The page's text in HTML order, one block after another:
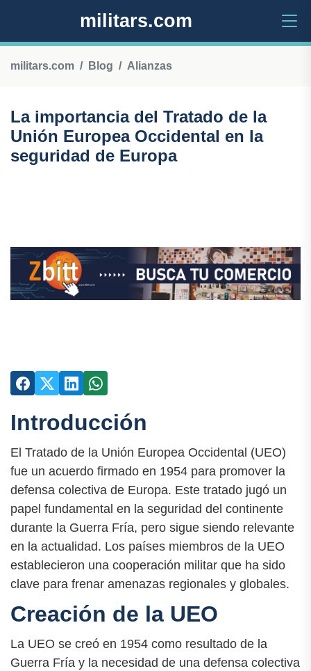
militars.com
militars.com Blog Alianzas
La importancia del Tratado de la
Unión Europea Occidental en la
seguridad de Europa
Introducción
El Tratado de la Unión Europea Occidental (UEO)
fue un acuerdo firmado en 1954 para promover la
defensa colectiva de Europa. Este tratado jugó un
papel fundamental en la seguridad del continente
durante la Guerra Fría, pero sigue siendo relevante
en la actualidad. Los países miembros de la UEO
establecieron una cooperación militar que ha sido
clave para frenar amenazas regionales y globales.
Creación de la UEO
La UEO se creó en 1954 como resultado de la
Guerra Fría y la necesidad de una defensa colectiva